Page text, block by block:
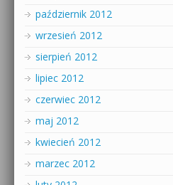
październik 2012
wrzesień 2012
sierpień 2012
lipiec 2012
czerwiec 2012
maj 2012
kwiecień 2012
marzec 2012